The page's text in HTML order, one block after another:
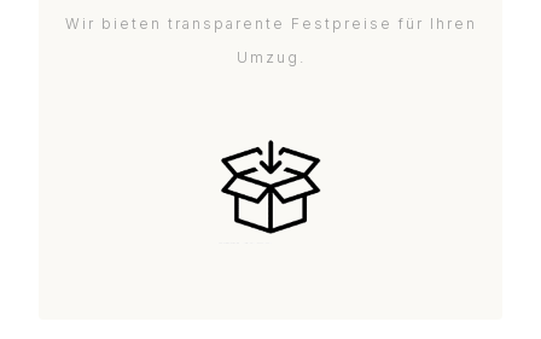
Wir bieten transparente Festpreise für Ihren
Umzug.